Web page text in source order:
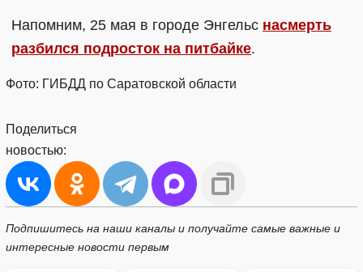
Напомним, 25 мая в городе Энгельс насмерть
разбился подросток на питбайке.
Фото: ГИБДД по Саратовской области
Поделиться
новостью:
Подпишитесь на наши каналы и получайте самые важные и
интересные новости первым